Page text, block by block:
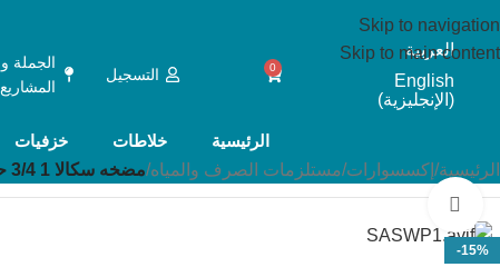
Skip to navigation
Skip to main content
العربية
English
(الإنجليزية)
0 التسجيل
الجملة و
المشاريع
الرئيسية خلاطات خزفيات
الرئيسية/ إكسسوارات/مستلزمات الصرف والمياه/مضخه سكالا 1 3/4 حصان
-15%